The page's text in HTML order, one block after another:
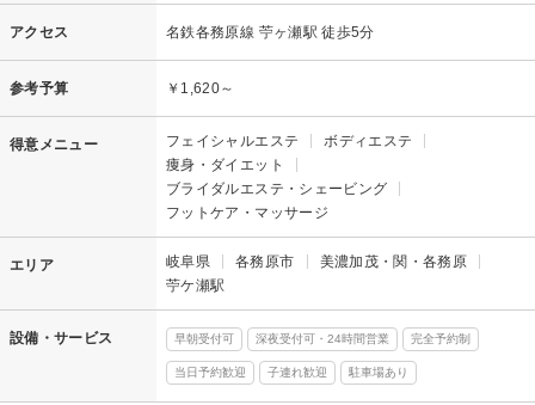
アクセス 名鉄各務原線 苧ヶ瀬駅 徒歩5分
参考予算 ￥1,620～
得意メニュー フェイシャルエステ
ボディエステ
痩身・ダイエット
ブライダルエステ・シェービング
フットケア・マッサージ
エリア 岐阜県 各務原市
美濃加茂・関・各務原
苧ケ瀬駅
設備・サービス 早朝受付可 深夜受付可・24時間営業 完全予約制
当日予約歓迎 子連れ歓迎 駐車場あり